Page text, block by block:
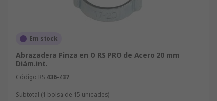
Em stock
Abrazadera Pinza en O RS PRO de Acero 20 mm
Diám.int.
Código RS 436-437
Subtotal (1 bolsa de 15 unidades)